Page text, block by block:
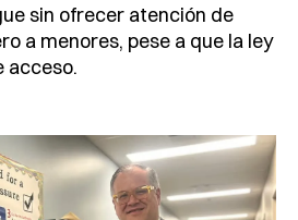
sin ofrecer atención de
a menores, pese a que la ley
acceso.